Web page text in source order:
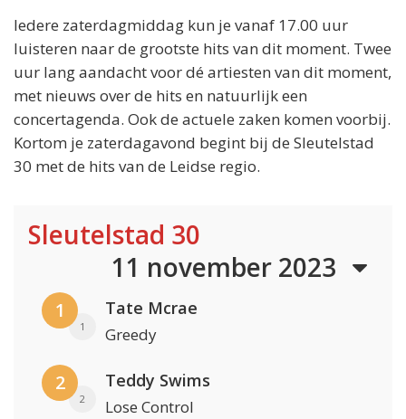
Iedere zaterdagmiddag kun je vanaf 17.00 uur
luisteren naar de grootste hits van dit moment. Twee
uur lang aandacht voor dé artiesten van dit moment,
met nieuws over de hits en natuurlijk een
concertagenda. Ook de actuele zaken komen voorbij.
Kortom je zaterdagavond begint bij de Sleutelstad
30 met de hits van de Leidse regio.
Sleutelstad 30
11 november 2023
1
1
Tate Mcrae
Greedy
2
2
Teddy Swims
Lose Control